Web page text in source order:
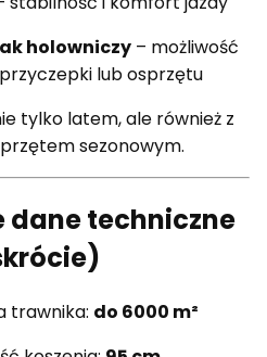
holowniczy – możliwość
lub osprzętu
tylko latem, ale również z
sezonowym.
dane techniczne
trawnika: do 6000 m²